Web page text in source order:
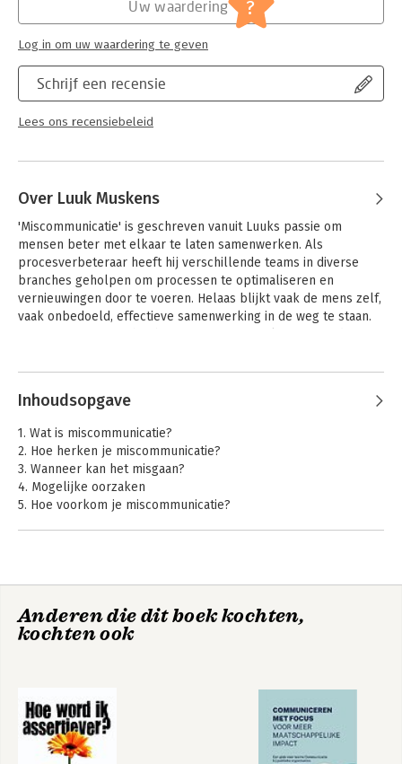
Schrijf een recensie
Lees ons recensiebeleid
Uw waardering ?
Log in om uw waardering te geven
Over Luuk Muskens
'Miscommunicatie' is geschreven vanuit Luuks passie om
mensen beter met elkaar te laten samenwerken. Als
procesverbeteraar heeft hij verschillende teams in diverse
branches geholpen om processen te optimaliseren en
vernieuwingen door te voeren. Helaas blijkt vaak de mens zelf,
vaak onbedoeld, effectieve samenwerking in de weg te staan.
goed. Gezien zijn achtergrond in communicatiewetenschappen
een praktisch handboek zou schrijven om miscommunicatie te
elimineren, zowel in zakelijke als persoonlijke relaties.
Inhoudsopgave
1. Wat is miscommunicatie?
2. Hoe herken je miscommunicatie?
3. Wanneer kan het misgaan?
4. Mogelijke oorzaken
5. Hoe voorkom je miscommunicatie?
Anderen die dit boek kochten,
kochten ook